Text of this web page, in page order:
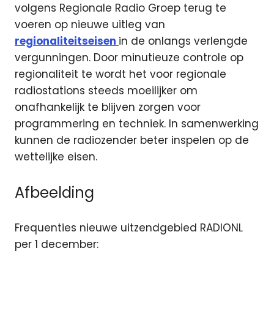
volgens Regionale Radio Groep terug te
voeren op nieuwe uitleg van
regionaliteitseisen in de onlangs verlengde
vergunningen. Door minutieuze controle op
regionaliteit te wordt het voor regionale
radiostations steeds moeilijker om
onafhankelijk te blijven zorgen voor
programmering en techniek. In samenwerking
kunnen de radiozender beter inspelen op de
wettelijke eisen.
Afbeelding
Frequenties nieuwe uitzendgebied RADIONL
per 1 december: